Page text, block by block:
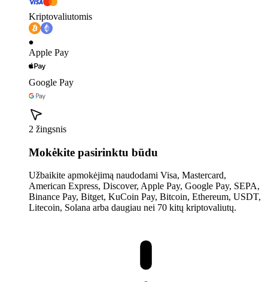
Kriptovaliutomis
Apple Pay
Google Pay
2 žingsnis
Mokėkite pasirinktu būdu
Užbaikite apmokėjimą naudodami Visa, Mastercard,
American Express, Discover, Apple Pay, Google Pay, SEPA,
Binance Pay, Bitget, KuCoin Pay, Bitcoin, Ethereum, USDT,
Litecoin, Solana arba daugiau nei 70 kitų kriptovaliutų.